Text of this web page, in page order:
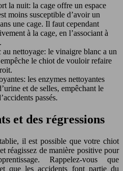
la nuit: la cage offre un espace
moins susceptible d’avoir un
une cage. Il faut cependant
à la cage, en l’associant à
nettoyage: le vinaigre blanc a un
le chiot de vouloir refaire
les enzymes nettoyantes
et de selles, empêchant le
passés.
et des régressions
il est possible que votre chiot
réagissez de manière positive pour
Rappelez-vous que
que les accidents font partie du